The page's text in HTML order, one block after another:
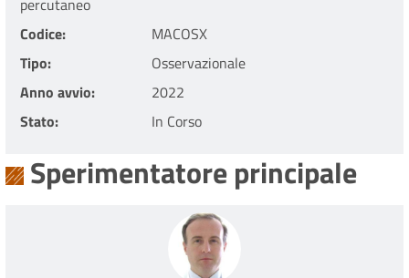
percutaneo
Codice
MACOSX
Tipo
Osservazionale
Anno avvio
2022
Stato
In Corso
Sperimentatore principale